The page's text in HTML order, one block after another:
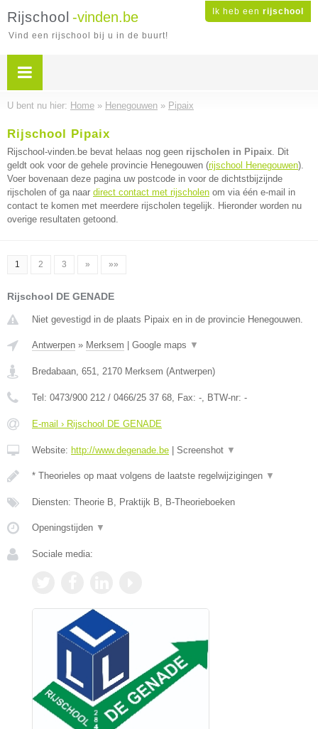
Ik heb een rijschool
Rijschool -vinden.be
Vind een rijschool bij u in de buurt!
U bent nu hier: Home » Henegouwen » Pipaix
Rijschool Pipaix
Rijschool-vinden.be bevat helaas nog geen rijscholen in Pipaix. Dit
geldt ook voor de gehele provincie Henegouwen (rijschool Henegouwen).
Voer bovenaan deze pagina uw postcode in voor de dichtstbijzijnde
rijscholen of ga naar direct contact met rijscholen om via één e-mail in
contact te komen met meerdere rijscholen tegelijk. Hieronder worden nu
overige resultaten getoond.
1 2 3 » »»
Rijschool DE GENADE
Niet gevestigd in de plaats Pipaix en in de provincie Henegouwen.
Antwerpen » Merksem Google maps ▼
Bredabaan, 651, 2170 Merksem (Antwerpen)
Tel: 0473/900 212 / 0466/25 37 68, Fax: -, BTW-nr: -
E-mail › Rijschool DE GENADE
Website: http://www.degenade.be Screenshot ▼
* Theorieles op maat volgens de laatste regelwijzigingen ▼
Diensten: Theorie B, Praktijk B, B-Theorieboeken
Openingstijden ▼
Sociale media: